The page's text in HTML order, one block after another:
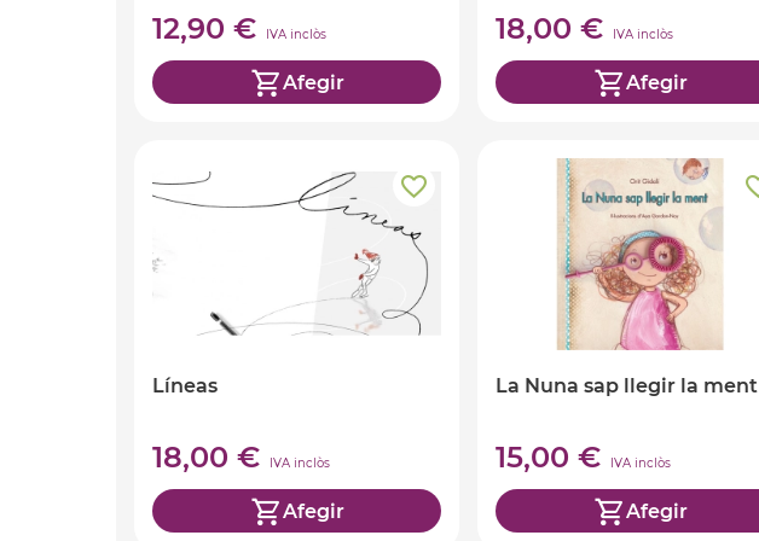
12,90 € IVA inclòs
Afegir
18,00 € IVA inclòs
Afegir
Líneas
18,00 € IVA inclòs
Afegir
La Nuna sap llegir la ment
15,00 € IVA inclòs
Afegir